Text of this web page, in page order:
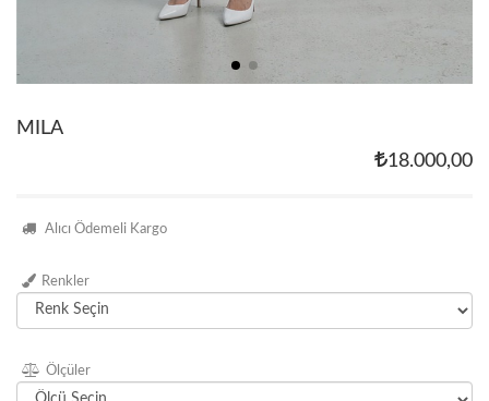
MILA
18.000,00
Alıcı Ödemeli Kargo
Renkler
Ölçüler